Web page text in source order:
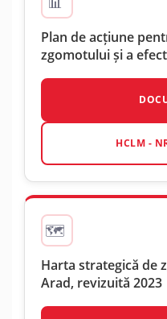
Plan de acțiune
zgomotului și a
HCLM -
Harta strategică de
Arad, revizuită 2023